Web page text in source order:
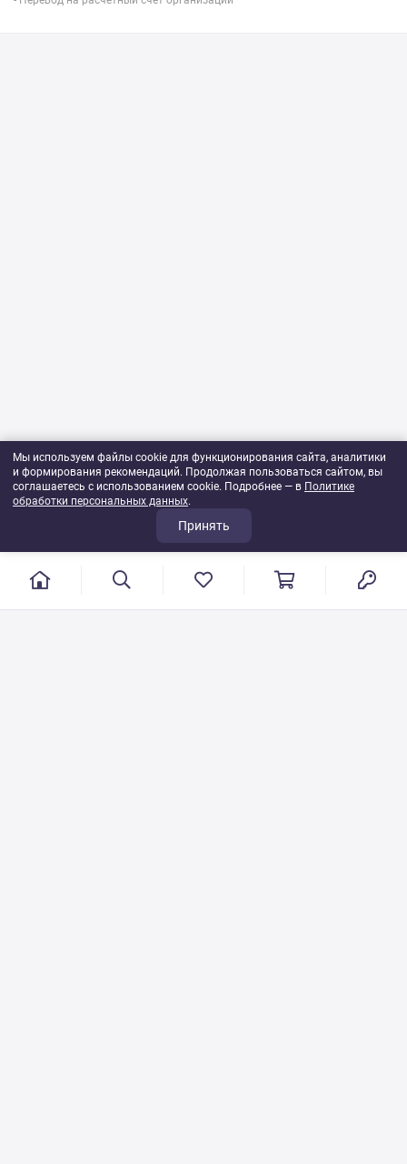
Мы используем файлы cookie для функционирования сайта, аналитики
и формирования рекомендаций. Продолжая пользоваться сайтом, вы
соглашаетесь с использованием cookie. Подробнее — в Политике
обработки персональных данных.
Принять